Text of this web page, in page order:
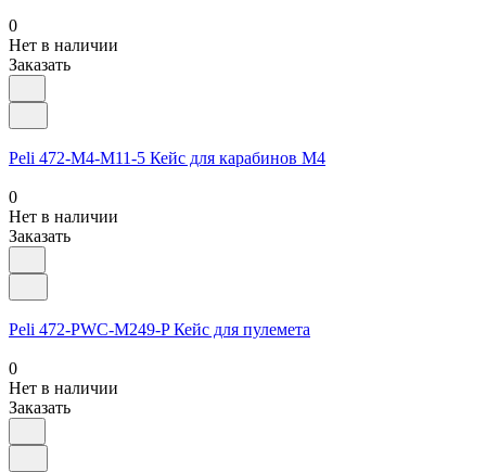
0
Нет в наличии
Заказать
Peli 472-M4-M11-5 Кейс для карабинов M4
0
Нет в наличии
Заказать
Peli 472-PWC-M249-P Кейс для пулемета
0
Нет в наличии
Заказать